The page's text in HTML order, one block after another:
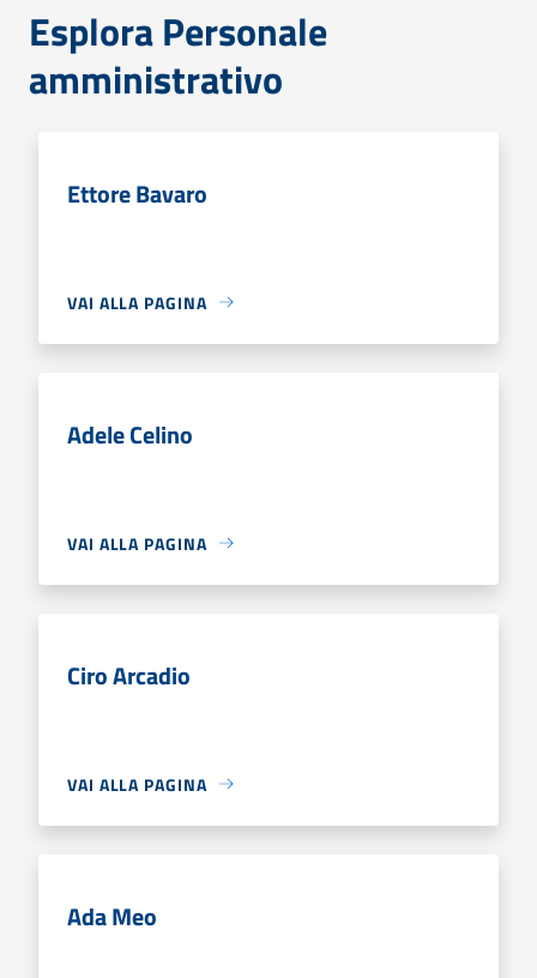
Esplora Personale
amministrativo
Ettore Bavaro
VAI ALLA PAGINA
Adele Celino
VAI ALLA PAGINA
Ciro Arcadio
VAI ALLA PAGINA
Ada Meo